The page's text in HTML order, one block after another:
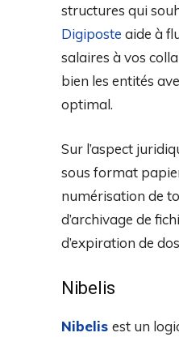
structures qui
Digiposte aide à
salaires à vos
bien les entités
optimal.
Sur l’aspect
sous format
numérisation de
d’archivage de
d’expiration de
Nibelis
Nibelis est un